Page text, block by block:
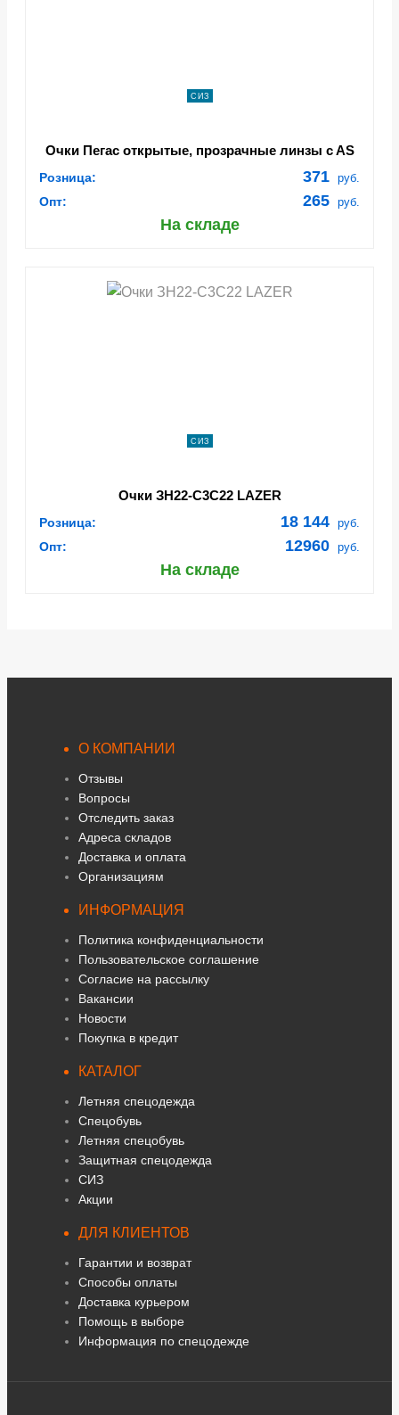
СИЗ
Очки Пегас открытые, прозрачные линзы c AS
Розница: 371 руб.
Опт: 265 руб.
На складе
СИЗ
Очки ЗН22-С3С22 LAZER
Розница: 18 144 руб.
Опт: 12960 руб.
На складе
О КОМПАНИИ
Отзывы
Вопросы
Отследить заказ
Адреса складов
Доставка и оплата
Организациям
ИНФОРМАЦИЯ
Политика конфиденциальности
Пользовательское соглашение
Согласие на рассылку
Вакансии
Новости
Покупка в кредит
КАТАЛОГ
Летняя спецодежда
Спецобувь
Летняя спецобувь
Защитная спецодежда
СИЗ
Акции
ДЛЯ КЛИЕНТОВ
Гарантии и возврат
Способы оплаты
Доставка курьером
Помощь в выборе
Информация по спецодежде